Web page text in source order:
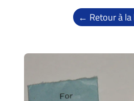
← Retour à la